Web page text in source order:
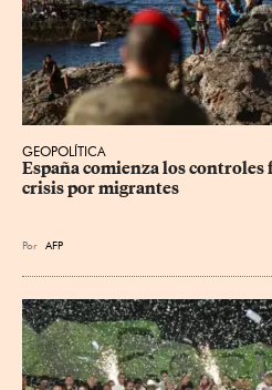
GEOPOLÍTICA
España comienza los
crisis por migrantes
Por AFP